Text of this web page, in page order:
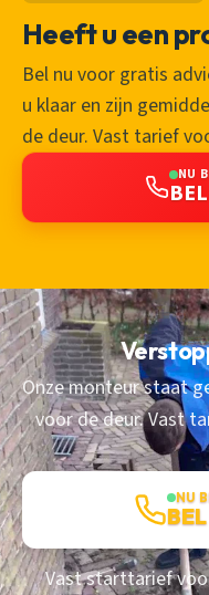
Heeft u een
Bel nu voor gratis
u klaar en zijn
de deur. Vast tarief
NU
Onze monteur staat
voor de deur. Vast
NU
Vast starttarief